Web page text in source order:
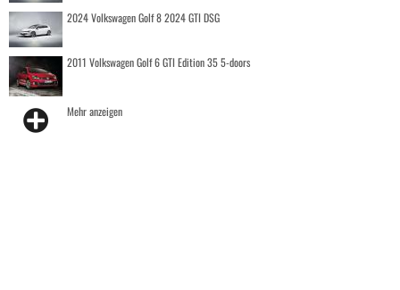
2024 Volkswagen Golf 8 2024 GTI DSG
2011 Volkswagen Golf 6 GTI Edition 35 5-doors
Mehr anzeigen